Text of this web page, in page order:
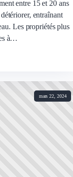
entre 15 et 20 ans
entraînant
Les propriétés plus
à…
mars 22, 2024